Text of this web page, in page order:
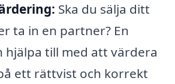
Ska du sälja ditt
ta in en partner? En
hjälpa till med att värdera
ett rättvist och korrekt